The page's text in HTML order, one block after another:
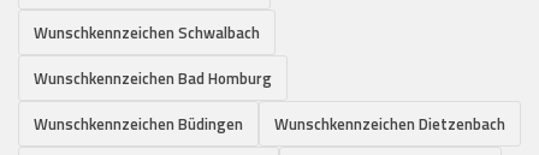
Wunschkennzeichen Schwalbach
Wunschkennzeichen Bad Homburg
Wunschkennzeichen Büdingen
Wunschkennzeichen Dietzenbach